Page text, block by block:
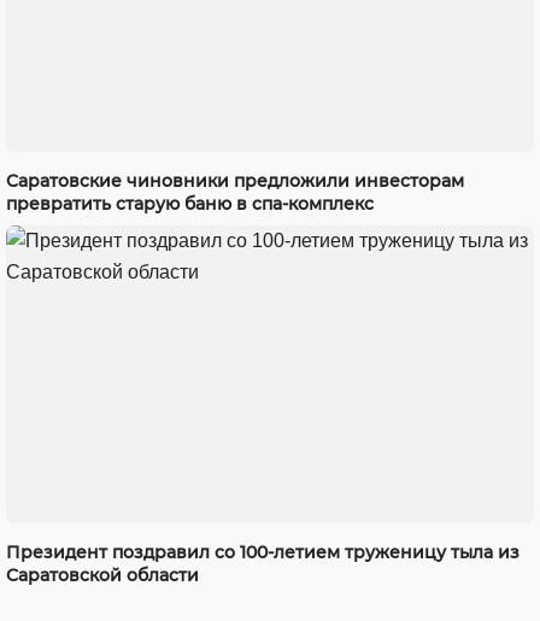
Саратовские чиновники предложили инвесторам
превратить старую баню в спа-комплекс
Президент поздравил со 100-летием труженицу тыла из
Саратовской области